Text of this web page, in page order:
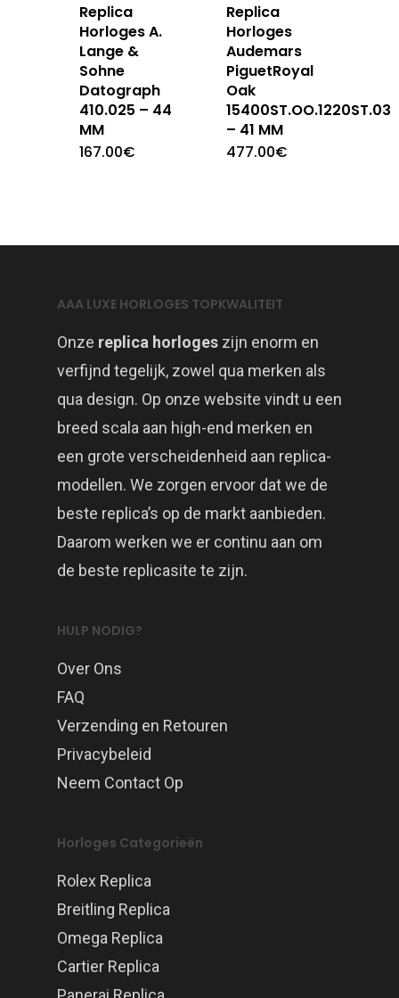
Replica
Horloges A.
Lange &
Sohne
Datograph
410.025 – 44
MM
167.00€
Replica
Horloges
Audemars
PiguetRoyal
Oak
15400ST.OO.1220ST.03
– 41 MM
477.00€
AAA LUXE HORLOGES TOPKWALITEIT
Onze replica horloges zijn enorm en
verfijnd tegelijk, zowel qua merken als
qua design. Op onze website vindt u een
breed scala aan high-end merken en
een grote verscheidenheid aan replica-
modellen. We zorgen ervoor dat we de
beste replica’s op de markt aanbieden.
Daarom werken we er continu aan om
de beste replicasite te zijn.
HULP NODIG?
Over Ons
FAQ
Verzending en Retouren
Privacybeleid
Neem Contact Op
Horloges Categorieën
Rolex Replica
Breitling Replica
Omega Replica
Cartier Replica